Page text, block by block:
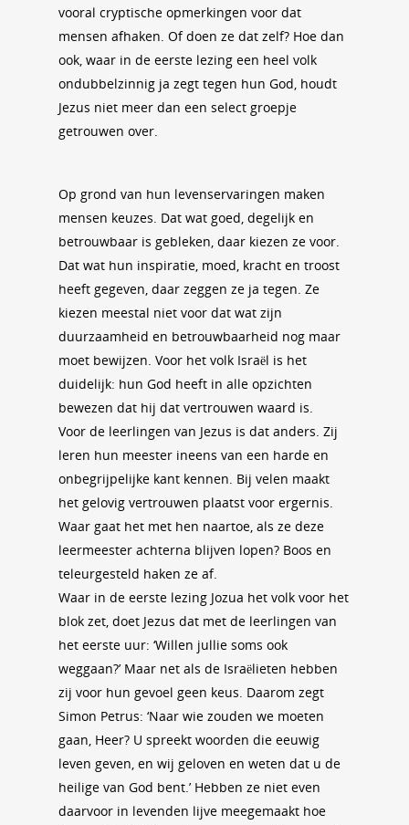
vooral cryptische opmerkingen voor dat
mensen afhaken. Of doen ze dat zelf? Hoe dan
ook, waar in de eerste lezing een heel volk
ondubbelzinnig ja zegt tegen hun God, houdt
Jezus niet meer dan een select groepje
getrouwen over.
Op grond van hun levenservaringen maken
mensen keuzes. Dat wat goed, degelijk en
betrouwbaar is gebleken, daar kiezen ze voor.
Dat wat hun inspiratie, moed, kracht en troost
heeft gegeven, daar zeggen ze ja tegen. Ze
kiezen meestal niet voor dat wat zijn
duurzaamheid en betrouwbaarheid nog maar
moet bewijzen. Voor het volk Israël is het
duidelijk: hun God heeft in alle opzichten
bewezen dat hij dat vertrouwen waard is.
Voor de leerlingen van Jezus is dat anders. Zij
leren hun meester ineens van een harde en
onbegrijpelijke kant kennen. Bij velen maakt
het gelovig vertrouwen plaatst voor ergernis.
Waar gaat het met hen naartoe, als ze deze
leermeester achterna blijven lopen? Boos en
teleurgesteld haken ze af.
Waar in de eerste lezing Jozua het volk voor het
blok zet, doet Jezus dat met de leerlingen van
het eerste uur: ‘Willen jullie soms ook
weggaan?’ Maar net als de Israëlieten hebben
zij voor hun gevoel geen keus. Daarom zegt
Simon Petrus: ‘Naar wie zouden we moeten
gaan, Heer? U spreekt woorden die eeuwig
leven geven, en wij geloven en weten dat u de
heilige van God bent.’ Hebben ze niet even
daarvoor in levenden lijve meegemaakt hoe